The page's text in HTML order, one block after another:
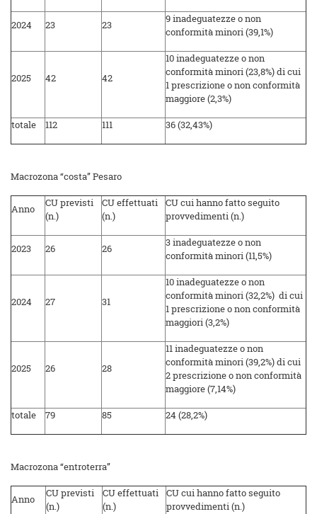
2024 23 23
9 inadeguatezze o non
conformità minori (39,1%)
2025 42 42
10 inadeguatezze o non
conformità minori (23,8%) di cui
1 prescrizione o non conformità
maggiore (2,3%)
totale 112 111 36 (32,43%)
Macrozona “costa” Pesaro
Anno
CU previsti
(n.)
CU effettuati
(n.)
CU cui hanno fatto seguito
provvedimenti (n.)
2023 26 26
3 inadeguatezze o non
conformità minori (11,5%)
2024 27 31
10 inadeguatezze o non
conformità minori (32,2%) di cui
1 prescrizione o non conformità
maggiori (3,2%)
2025 26 28
11 inadeguatezze o non
conformità minori (39,2%) di cui
2 prescrizione o non conformità
maggiore (7,14%)
totale 79 85 24 (28,2%)
Macrozona “entroterra”
Anno
CU previsti
(n.)
CU effettuati
(n.)
CU cui hanno fatto seguito
provvedimenti (n.)